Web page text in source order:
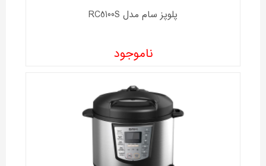
پلوپز سام مدل RC5100S
ناموجود